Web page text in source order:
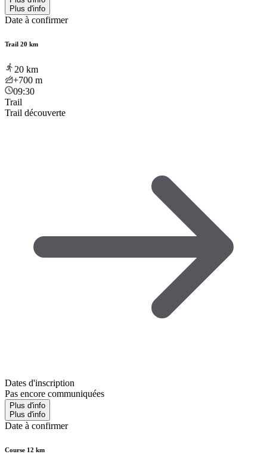
Plus d'info
Date à confirmer
Trail 20 km
20 km
+700 m
09:30
Trail
Trail découverte
Dates d'inscription
Pas encore communiquées
Plus d'info
Plus d'info
Date à confirmer
Course 12 km